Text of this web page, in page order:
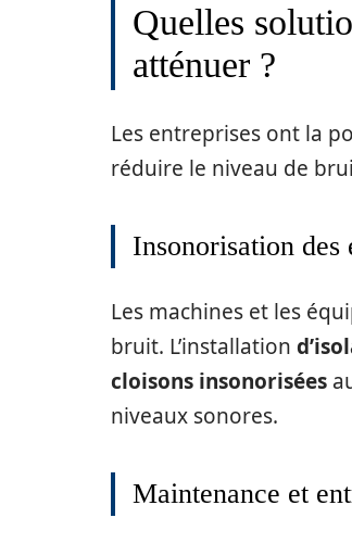
Quelles
atténuer ?
Les entreprises ont la
réduire le niveau de
Insonorisation des
Les machines et les
bruit. L’installation
cloisons insonorisées
niveaux sonores.
Maintenance et